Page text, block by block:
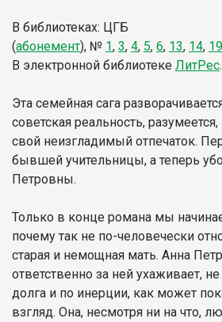
В библиотеках: ЦГБ
(абонемент), № 1, 3, 4, 5, 6, 13, 14, 19
В электронной библиотеке ЛитРес.
Эта семейная сага
советская реальность,
свой неизгладимый отпечаток.
бывшей учительницы, а теперь
Петровны.
Только в конце романа мы
почему так не по-человечески
старая и немощная мать. Анна
ответственно за ней ухаживает,
долга и по инерции, как может
взгляд. Она, несмотря ни на что,